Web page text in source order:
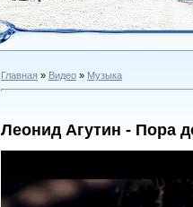
Главная » Видео » Музыка
Леонид Агутин - Пора